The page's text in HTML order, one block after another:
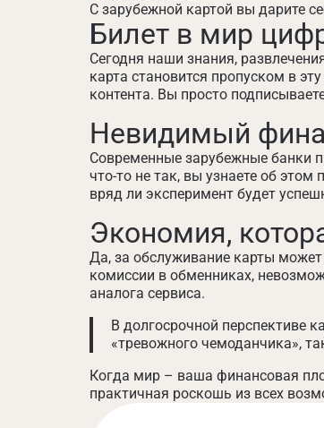
С зарубежной картой вы дарите
Билет в мир
Сегодня наши знания,
карта становится пропуском в
контента. Вы просто
Невидимый
Современные зарубежные банки
что-то не так, вы узнаете об
вряд ли эксперимент будет
Экономия,
Да, за обслуживание карты может
комиссии в обменниках,
аналога сервиса.
В долгосрочной перспективе
«тревожного чемоданчика»,
Когда мир – ваша финансовая
практичная роскошь из всех